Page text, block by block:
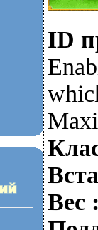
ID
Вес :